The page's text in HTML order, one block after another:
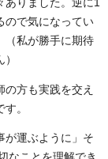
りました。逆に1
ので気になってい
（私が勝手に期待
の方も実践を交え
。
が運ぶように」そ